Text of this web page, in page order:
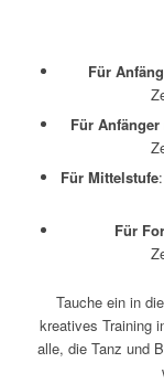
Für
Für
Für Mittelstufe
Für
Tauche ein in
kreatives Training
alle, die Tanz und